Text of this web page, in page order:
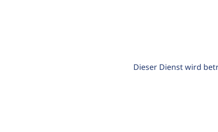
Dieser Dienst wird